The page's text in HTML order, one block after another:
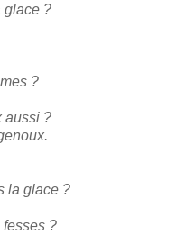
glace ?
?
aussi ?
la glace ?
fesses ?